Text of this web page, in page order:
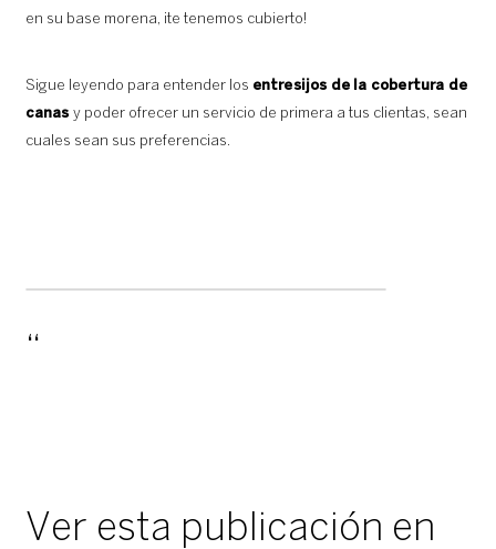
en su base morena, ¡te tenemos cubierto!
Sigue leyendo para entender los entresijos de la cobertura de
canas y poder ofrecer un servicio de primera a tus clientas, sean
cuales sean sus preferencias.
Ver esta publicación en